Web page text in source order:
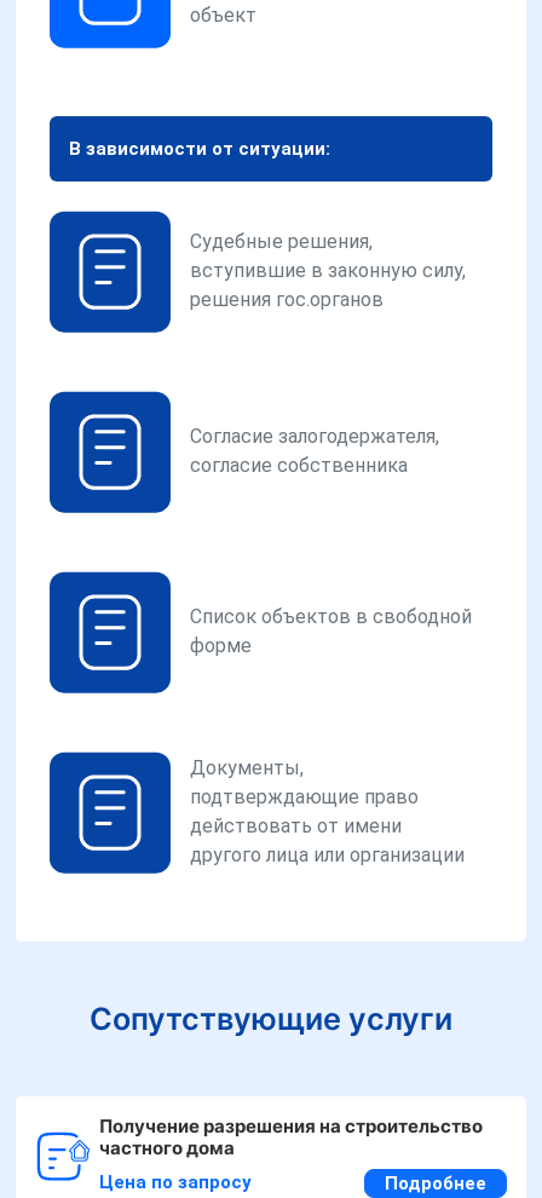
объект
В зависимости от ситуации:
Судебные решения,
вступившие в законную силу,
решения гос.органов
Согласие залогодержателя,
согласие собственника
Список объектов в свободной
форме
Документы,
подтверждающие право
действовать от имени
другого лица или организации
Сопутствующие услуги
Получение разрешения на строительство
частного дома
Цена по запросу Подробнее